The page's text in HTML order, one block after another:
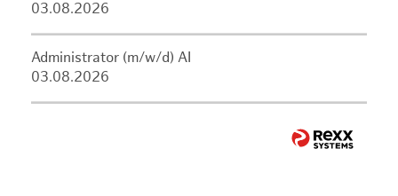
03.08.2026
Administrator (m/w/d) AI
03.08.2026